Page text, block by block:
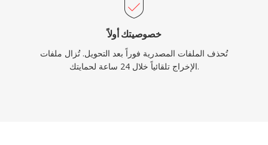
خصوصيتك أولاً
تُحذف الملفات المصدرية فوراً بعد التحويل. تُزال ملفات
الإخراج تلقائياً خلال 24 ساعة لحمايتك.